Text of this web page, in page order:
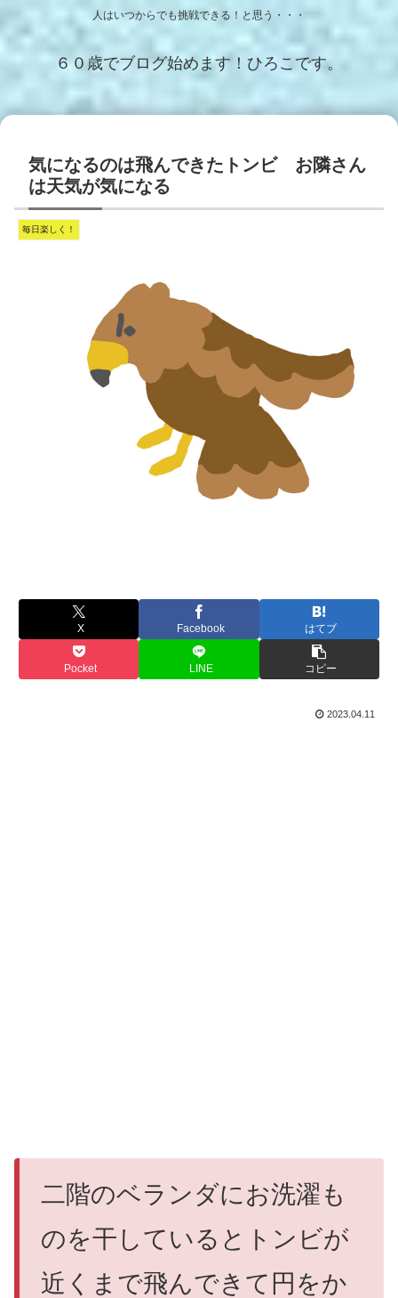
人はいつからでも挑戦できる！と思う・・・
６０歳でブログ始めます！ひろこです。
気になるのは飛んできたトンビ お隣さん
は天気が気になる
毎日楽しく！
X Facebook はてブ
Pocket LINE コピー
2023.04.11
二階のベランダにお洗濯も
のを干しているとトンビが
近くまで飛んできて円をか